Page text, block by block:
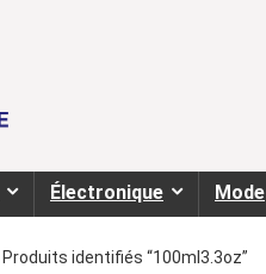
Électronique Mode
Produits identifiés “100ml3.3oz”